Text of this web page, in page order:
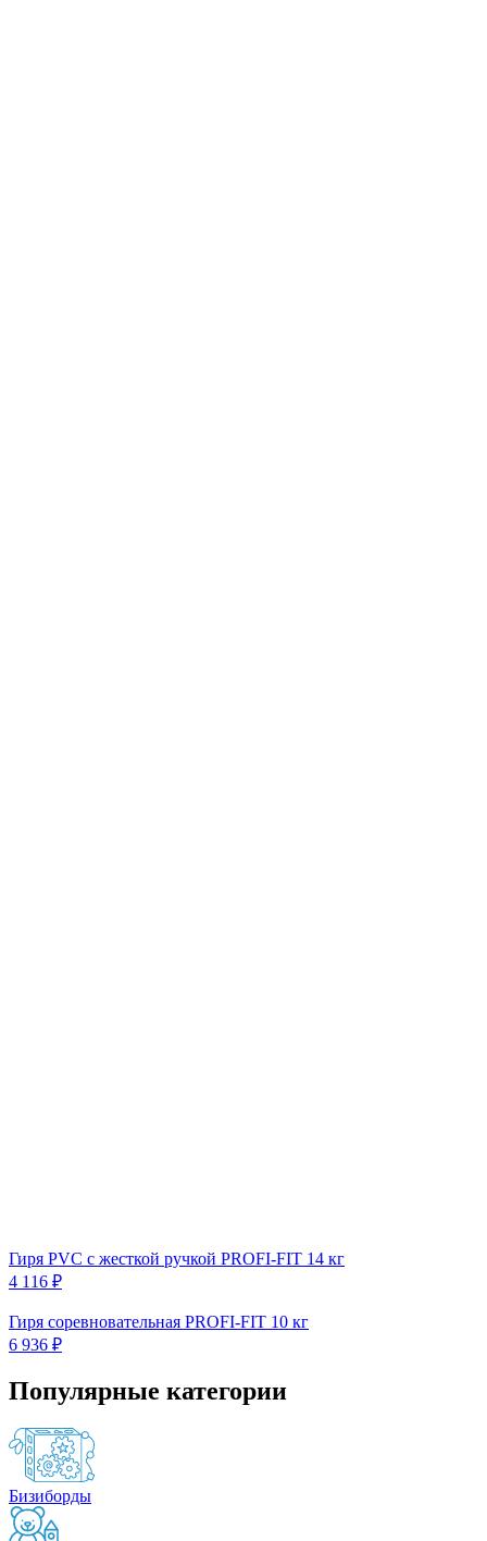
Гиря PVC с жесткой ручкой PROFI-FIT 14 кг
4 116 ₽
Гиря соревновательная PROFI-FIT 10 кг
6 936 ₽
Популярные категории
Бизиборды